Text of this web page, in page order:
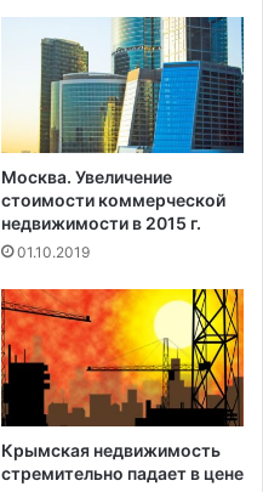
Москва. Увеличение
стоимости коммерческой
недвижимости в 2015 г.
01.10.2019
Крымская недвижимость
стремительно падает в цене